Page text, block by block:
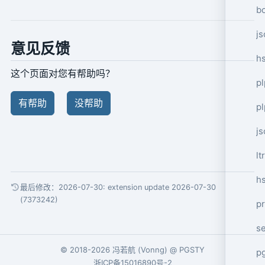
意见反馈
这个页面对您有帮助吗？
有帮助 没帮助
最后修改：2026-07-30: extension update 2026-07-30
(7373242)
© 2018-2026 冯若航 (Vonng) @ PGSTY
浙ICP备15016890号-2